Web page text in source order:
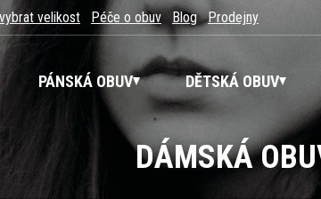
velikost Péče o obuv Blog Prodejny
PÁNSKÁ OBUV DĚTSKÁ OBUV
DÁMSKÁ